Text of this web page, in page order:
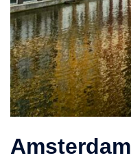
Amsterdam